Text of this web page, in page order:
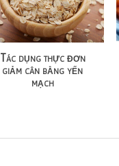
Tác dụng thực đơn
giảm cân bằng yến
mạch